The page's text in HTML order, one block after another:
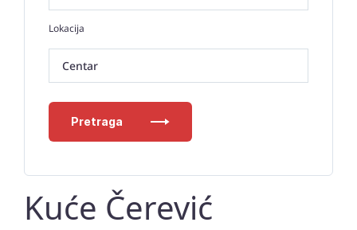
Lokacija
Centar
Pretraga
Kuće Čerević